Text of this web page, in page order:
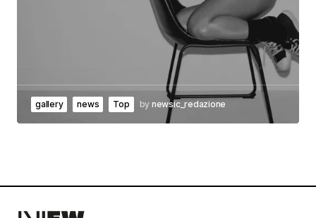
gallery news Top by newsic_redazione